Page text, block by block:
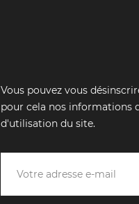
Vous pouvez vous
pour cela nos informations
d'utilisation du site.